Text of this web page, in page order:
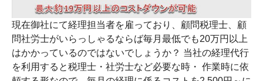
現在御社にて経理担当者を雇っており、顧問税理士、顧
問社労士がいらっしゃるならば毎月最低でも20万円以上
はかかっているのではないでしょうか？ 当社の経理代行
を利用すると税理士・社労士など必要な時・ 作業時に依